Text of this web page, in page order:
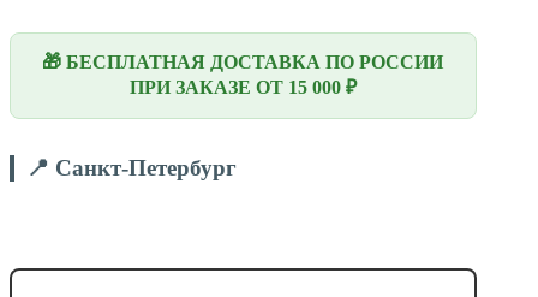
🎁 БЕСПЛАТНАЯ ДОСТАВКА ПО РОССИИ
ПРИ ЗАКАЗЕ ОТ 15 000 ₽
📍 Санкт-Петербург